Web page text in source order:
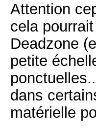
Attention
cela
Deadzone
petite
dans
matérielle